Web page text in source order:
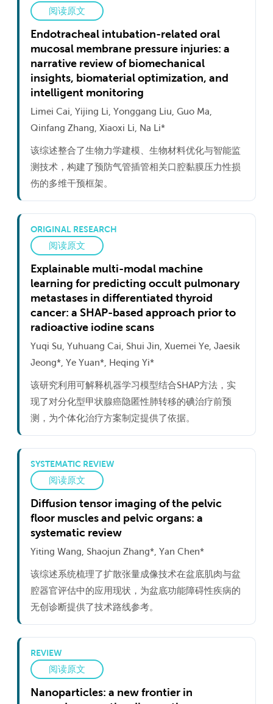
阅读原文
Endotracheal intubation-related oral
mucosal membrane pressure injuries: a
narrative review of biomechanical
insights, biomaterial optimization, and
intelligent monitoring
Limei Cai, Yijing Li, Yonggang Liu, Guo Ma,
Qinfang Zhang, Xiaoxi Li, Na Li*
该综述整合了生物力学建模、生物材料优化与智能监
测技术，构建了预防气管插管相关口腔黏膜压力性损
伤的多维干预框架。
ORIGINAL RESEARCH
阅读原文
Explainable multi-modal machine
learning for predicting occult pulmonary
metastases in differentiated thyroid
cancer: a SHAP-based approach prior to
radioactive iodine scans
Yuqi Su, Yuhuang Cai, Shui Jin, Xuemei Ye, Jaesik
Jeong*, Ye Yuan*, Heqing Yi*
该研究利用可解释机器学习模型结合SHAP方法，实
现了对分化型甲状腺癌隐匿性肺转移的碘治疗前预
测，为个体化治疗方案制定提供了依据。
SYSTEMATIC REVIEW
阅读原文
Diffusion tensor imaging of the pelvic
floor muscles and pelvic organs: a
systematic review
Yiting Wang, Shaojun Zhang*, Yan Chen*
该综述系统梳理了扩散张量成像技术在盆底肌肉与盆
腔器官评估中的应用现状，为盆底功能障碍性疾病的
无创诊断提供了技术路线参考。
REVIEW
阅读原文
Nanoparticles: a new frontier in